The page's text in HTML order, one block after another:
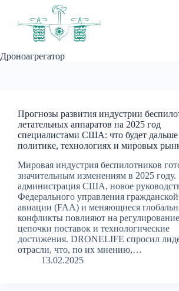
Дроноагрегатор
Прогнозы развития индустрии
летательных аппаратов на 2025 год
специалистами США: что будет дальше
политике, технологиях и мировых
Мировая индустрия беспилотников
значительным изменениям в 2025
администрация США, новое
Федерального управления гражданской
авиации (FAA) и меняющиеся
конфликты повлияют на
цепочки поставок и технологические
достижения. DRONELIFE спросил
отрасли, что, по их мнению,…
13.02.2025